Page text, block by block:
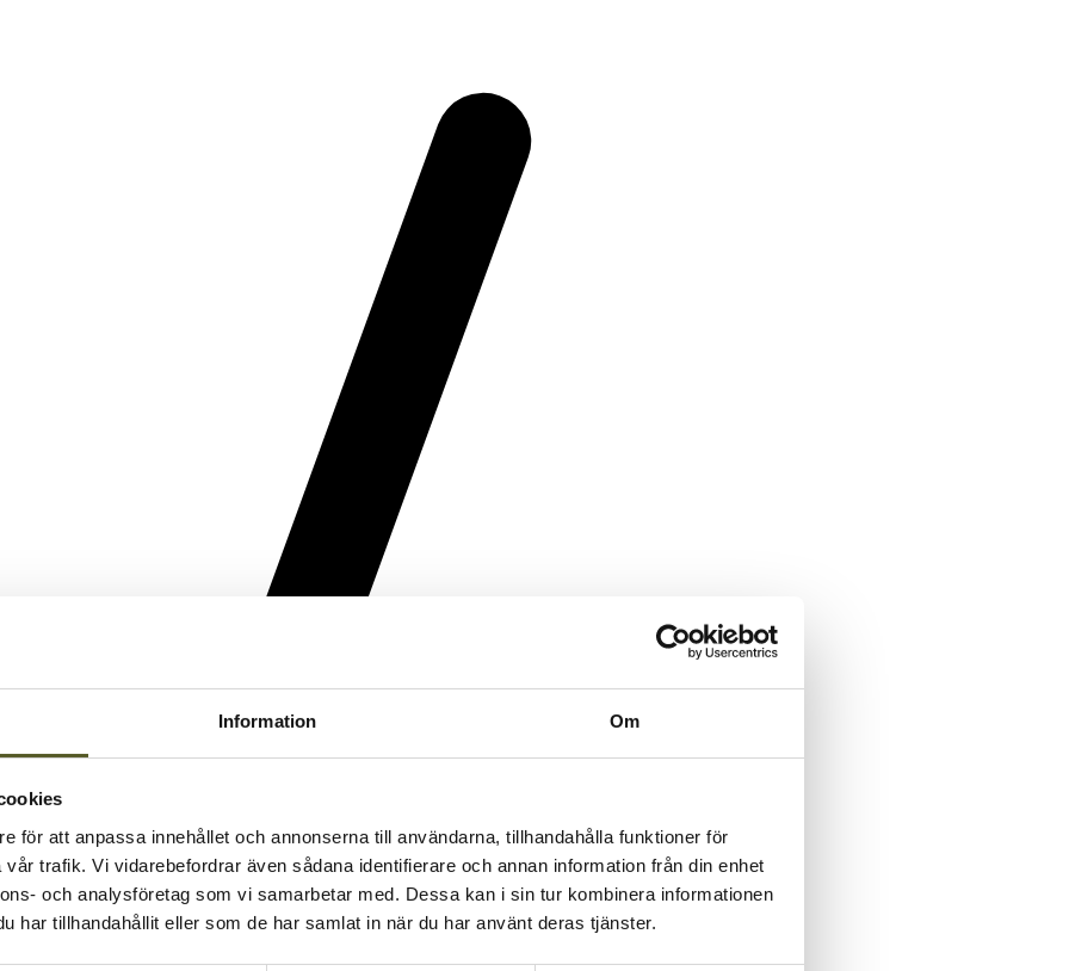
Information Om
för att anpassa innehållet och annonserna till användarna, tillhandahålla funktioner för
trafik. Vi vidarebefordrar även sådana identifierare och annan information från din enhet
och analysföretag som vi samarbetar med. Dessa kan i sin tur kombinera informationen
har tillhandahållit eller som de har samlat in när du har använt deras tjänster.